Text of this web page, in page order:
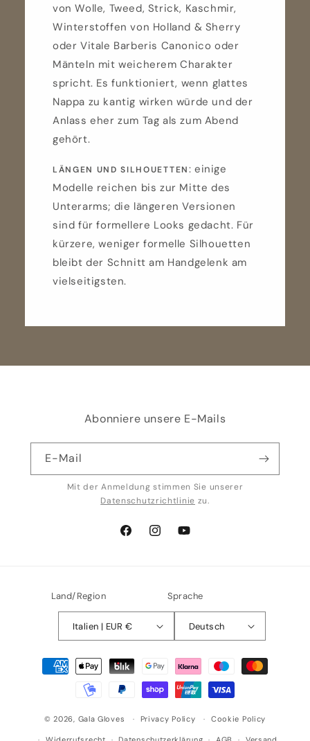
von Wolle, Tweed, Strick, Kaschmir,
Winterstoffen von Holland & Sherry
oder Vitale Barberis Canonico oder
Mänteln mit weicherem Charakter
spricht. Es funktioniert, wenn glattes
Nappa zu kantig wirken würde und der
Anlass eher zum Tag als zum Abend
gehört.
LÄNGEN UND SILHOUETTEN: einige
Modelle reichen bis zur Mitte des
Unterarms; die längeren Versionen
sind für formellere Looks gedacht. Für
kürzere, weniger formelle Silhouetten
bleibt der Schnitt am Handgelenk am
vielseitigsten.
Abonniere unsere E-Mails
E-Mail
Mit der Anmeldung stimmen Sie unserer
Datenschutzrichtlinie zu.
FacebookInstagramYouTube
Land/Region
Italien | EUR €
Sprache
Deutsch
Zahlungsmethoden
© 2026, Gala Gloves Privacy Policy Cookie Policy